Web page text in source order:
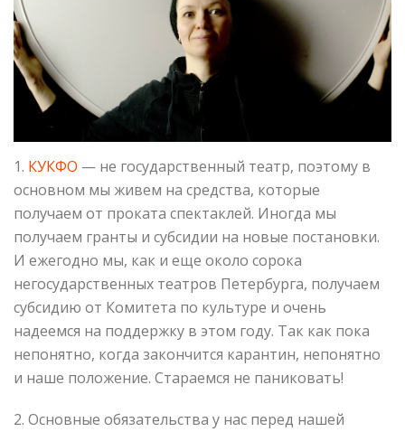
1. КУКФО — не государственный театр, поэтому в
основном мы живем на средства, которые
получаем от проката спектаклей. Иногда мы
получаем гранты и субсидии на новые постановки.
И ежегодно мы, как и еще около сорока
негосударственных театров Петербурга, получаем
субсидию от Комитета по культуре и очень
надеемся на поддержку в этом году. Так как пока
непонятно, когда закончится карантин, непонятно
и наше положение. Стараемся не паниковать!
2. Основные обязательства у нас перед нашей